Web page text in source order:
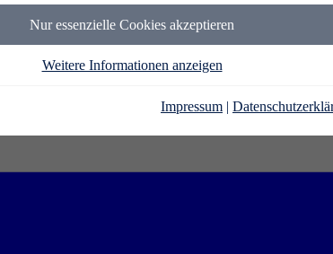
Nur essenzielle Cookies akzeptieren
Weitere Informationen anzeigen
Impressum |